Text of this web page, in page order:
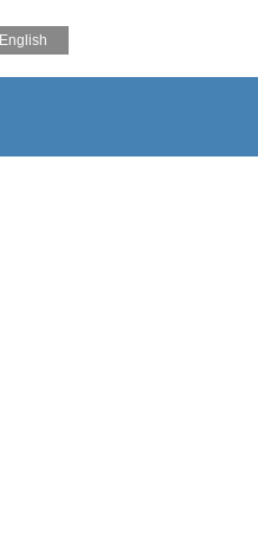
English